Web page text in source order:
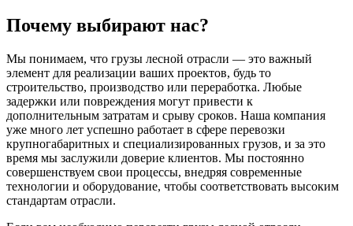
Почему выбирают нас?
Мы понимаем, что грузы лесной отрасли — это важный
элемент для реализации ваших проектов, будь то
строительство, производство или переработка. Любые
задержки или повреждения могут привести к
дополнительным затратам и срыву сроков. Наша компания
уже много лет успешно работает в сфере перевозки
крупногабаритных и специализированных грузов, и за это
время мы заслужили доверие клиентов. Мы постоянно
совершенствуем свои процессы, внедряя современные
технологии и оборудование, чтобы соответствовать высоким
стандартам отрасли.